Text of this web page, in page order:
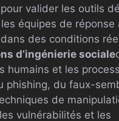
valider les outils
équipes de réponse
des conditions
d’ingénierie sociale
humains et les
phishing, du faux-
de
vulnérabilités et les